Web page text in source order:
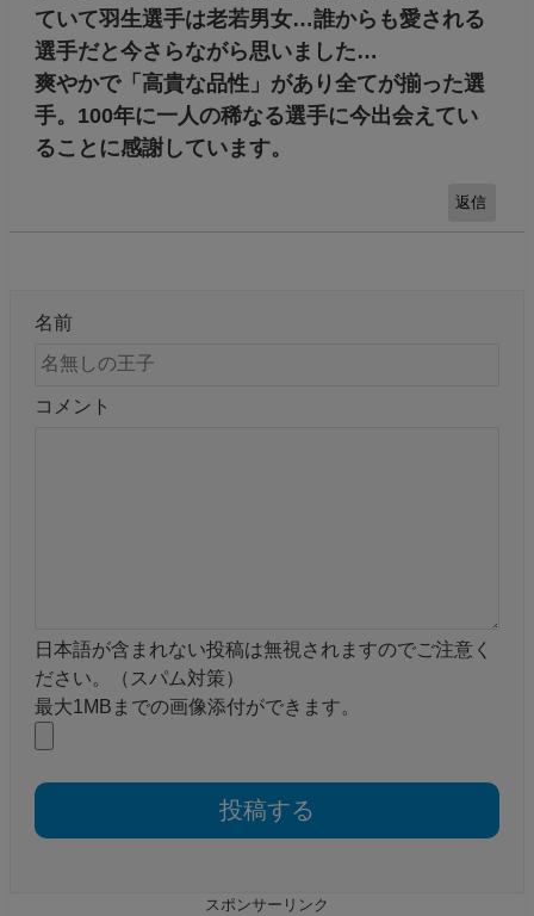
ていて羽生選手は老若男女…誰からも愛される
選手だと今さらながら思いました…
爽やかで「高貴な品性」があり全てが揃った選
手。100年に一人の稀なる選手に今出会えてい
ることに感謝しています。
返信
名前
コメント
最大1MBまでの画像添付ができます。
日本語が含まれない投稿は無視されますのでご注意く
ださい。（スパム対策）
スポンサーリンク